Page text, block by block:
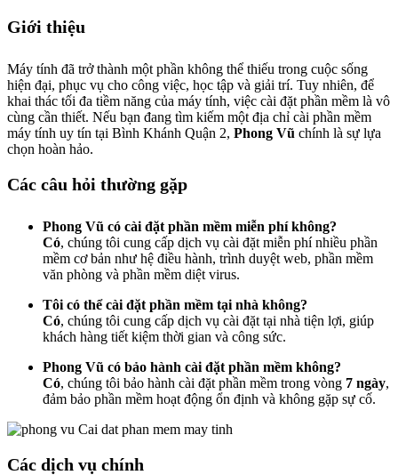
Giới thiệu
Máy tính đã trở thành một phần không thể thiếu trong cuộc sống
hiện đại, phục vụ cho công việc, học tập và giải trí. Tuy nhiên, để
khai thác tối đa tiềm năng của máy tính, việc cài đặt phần mềm là vô
cùng cần thiết. Nếu bạn đang tìm kiếm một địa chỉ cài phần mềm
máy tính uy tín tại Bình Khánh Quận 2, Phong Vũ chính là sự lựa
chọn hoàn hảo.
Các câu hỏi thường gặp
Phong Vũ có cài đặt phần mềm miễn phí không?
Có, chúng tôi cung cấp dịch vụ cài đặt miễn phí nhiều phần
mềm cơ bản như hệ điều hành, trình duyệt web, phần mềm
văn phòng và phần mềm diệt virus.
Tôi có thể cài đặt phần mềm tại nhà không?
Có, chúng tôi cung cấp dịch vụ cài đặt tại nhà tiện lợi, giúp
khách hàng tiết kiệm thời gian và công sức.
Phong Vũ có bảo hành cài đặt phần mềm không?
Có, chúng tôi bảo hành cài đặt phần mềm trong vòng 7 ngày,
đảm bảo phần mềm hoạt động ổn định và không gặp sự cố.
Các dịch vụ chính